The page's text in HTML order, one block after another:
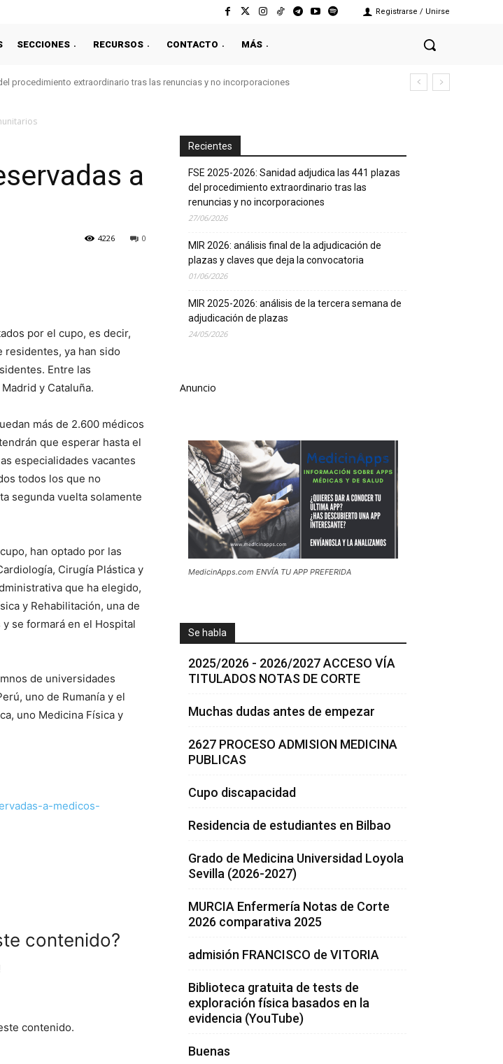
Registrarse / Unirse
SECCIONES RECURSOS CONTACTO MÁS
procedimiento extraordinario tras las renuncias y no incorporaciones
a
0
4226
por el cupo, es decir,
residentes, ya han sido
Entre las
y Cataluña.
más de 2.600 médicos
que esperar hasta el
especialidades vacantes
todos los que no
segunda vuelta solamente
han optado por las
Cirugía Plástica y
que ha elegido,
y Rehabilitación, una de
se formará en el Hospital
de universidades
uno de Rumanía y el
uno Medicina Física y
a-medicos-
contenido?
contenido.
Recientes
FSE 2025-2026: Sanidad adjudica las 441 plazas
del procedimiento extraordinario tras las
renuncias y no incorporaciones
27/06/2026
MIR 2026: análisis final de la adjudicación de
plazas y claves que deja la convocatoria
01/06/2026
MIR 2025-2026: análisis de la tercera semana de
adjudicación de plazas
24/05/2026
Anuncio
MedicinApps.com ENVÍA TU APP PREFERIDA
Se habla
2025/2026 - 2026/2027 ACCESO VÍA
TITULADOS NOTAS DE CORTE
Muchas dudas antes de empezar
2627 PROCESO ADMISION MEDICINA
PUBLICAS
Cupo discapacidad
Residencia de estudiantes en Bilbao
Grado de Medicina Universidad Loyola
Sevilla (2026-2027)
MURCIA Enfermería Notas de Corte
2026 comparativa 2025
admisión FRANCISCO de VITORIA
Biblioteca gratuita de tests de
exploración física basados en la
evidencia (YouTube)
Buenas